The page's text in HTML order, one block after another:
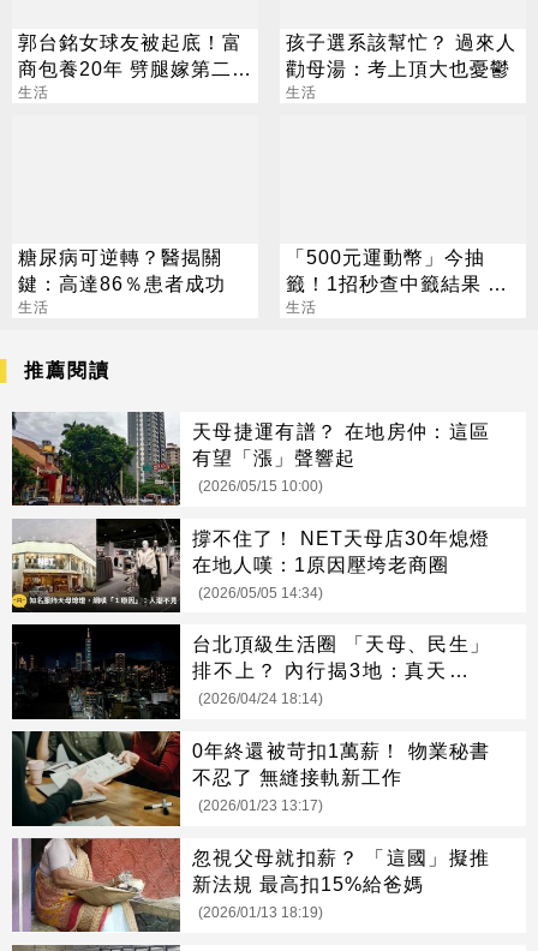
郭台銘女球友被起底！富
商包養20年 劈腿嫁第二任
老公
生活
孩子選系該幫忙？ 過來人
勸母湯：考上頂大也憂鬱
生活
糖尿病可逆轉？醫揭關
鍵：高達86％患者成功
生活
「500元運動幣」今抽
籤！1招秒查中籤結果 領
取、使用方法一次看
生活
推薦閱讀
天母捷運有譜？ 在地房仲：這區
有望「漲」聲響起
(2026/05/15 10:00)
撐不住了！ NET天母店30年熄燈
在地人嘆：1原因壓垮老商圈
(2026/05/05 14:34)
台北頂級生活圈 「天母、民生」
排不上？ 內行揭3地：真天龍核
心
(2026/04/24 18:14)
0年終還被苛扣1萬薪！ 物業秘書
不忍了 無縫接軌新工作
(2026/01/23 13:17)
忽視父母就扣薪？ 「這國」擬推
新法規 最高扣15%給爸媽
(2026/01/13 18:19)